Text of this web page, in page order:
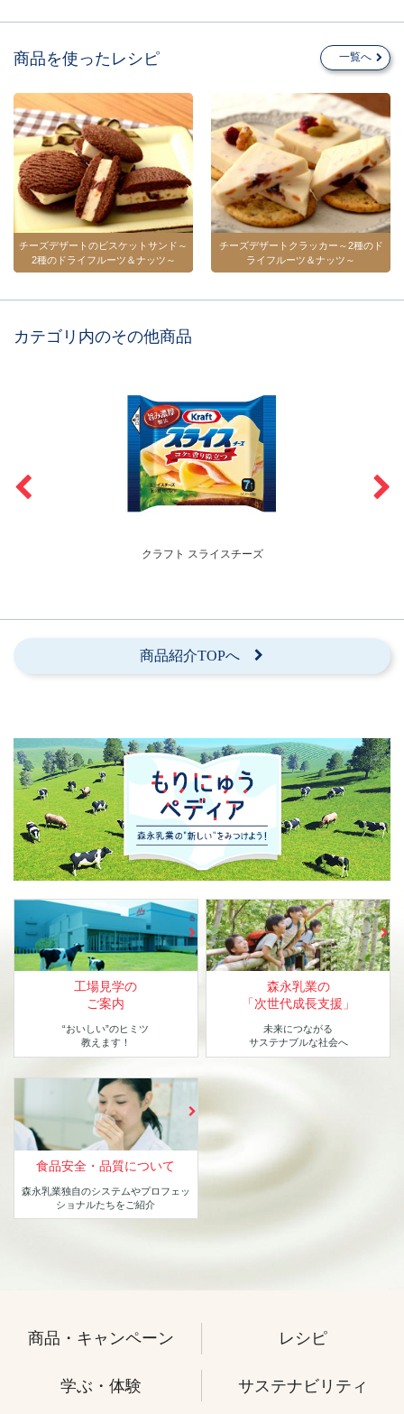
商品を使ったレシピ 一覧へ
チーズデザートのビスケットサンド～
2種のドライフルーツ＆ナッツ～
チーズデザートクラッカー～2種のド
ライフルーツ＆ナッツ～
カテゴリ内のその他商品
クラフト スライスチーズ
商品紹介TOPへ
工場見学の
ご案内
“おいしい”のヒミツ
教えます！
森永乳業の
「次世代成長支援」
未来につながる
サステナブルな社会へ
食品安全・品質について
森永乳業独自のシステムやプロフェッ
ショナルたちをご紹介
商品・キャンペーン レシピ
学ぶ・体験 サステナビリティ